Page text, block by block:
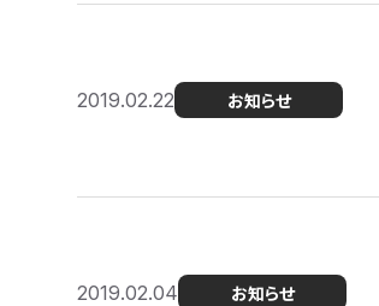
2019.02.22 お知らせ
2019.02.04 お知らせ